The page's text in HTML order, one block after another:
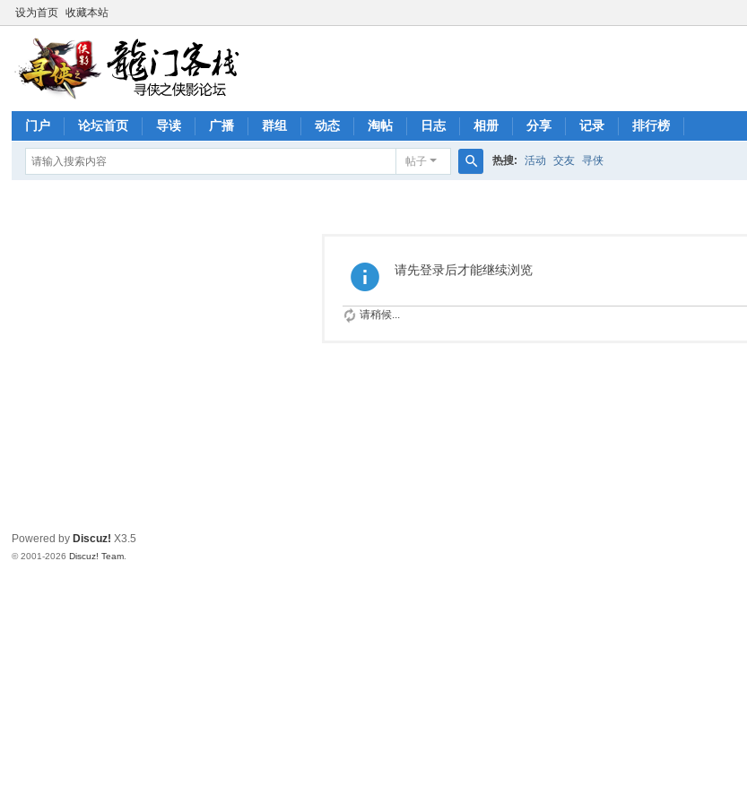
设为首页 收藏本站
门户 论坛首页 导读 广播 群组 动态 淘帖 日志 相册 分享 记录 排行榜
帖子 热搜: 活动 交友 寻侠
请先登录后才能继续浏览
请稍候...
Powered by Discuz! X3.5
© 2001-2026Discuz! Team